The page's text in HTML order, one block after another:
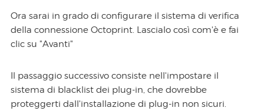
Ora sarai in grado di configurare il sistema di verifica
della connessione Octoprint. Lascialo così com'è e fai
clic su "Avanti"
Il passaggio successivo consiste nell'impostare il
sistema di blacklist dei plug-in, che dovrebbe
proteggerti dall'installazione di plug-in non sicuri.